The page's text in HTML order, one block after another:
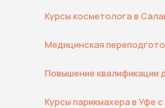
Курсы косметолога в
Медицинская
Повышение квалификации
Курсы парикмахера в Уфе